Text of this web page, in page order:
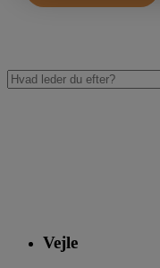
Vejle